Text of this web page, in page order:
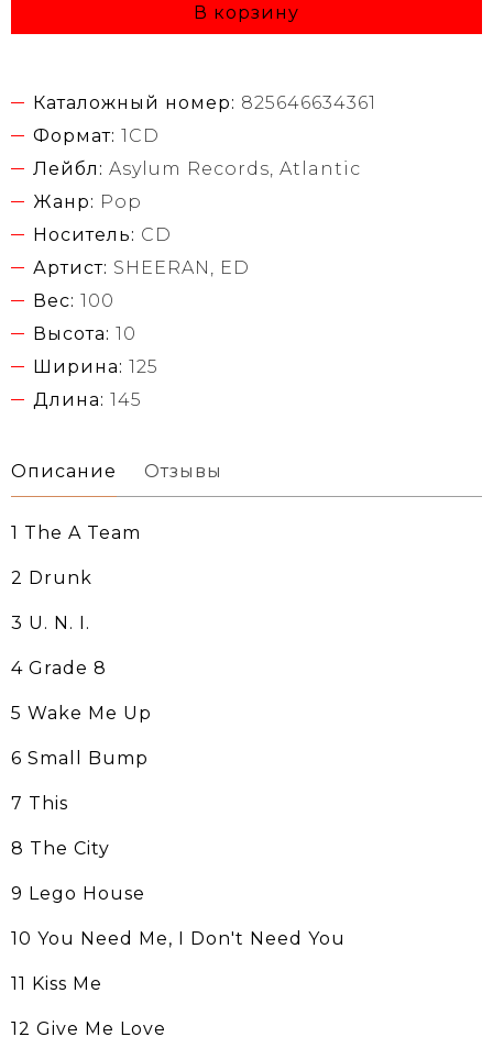
В корзину
Каталожный номер: 825646634361
Формат: 1CD
Лейбл: Asylum Records, Atlantic
Жанр: Pop
Носитель: CD
Артист: SHEERAN, ED
Вес: 100
Высота: 10
Ширина: 125
Длина: 145
Описание Отзывы
1 The A Team
2 Drunk
3 U. N. I.
4 Grade 8
5 Wake Me Up
6 Small Bump
7 This
8 The City
9 Lego House
10 You Need Me, I Don't Need You
11 Kiss Me
12 Give Me Love